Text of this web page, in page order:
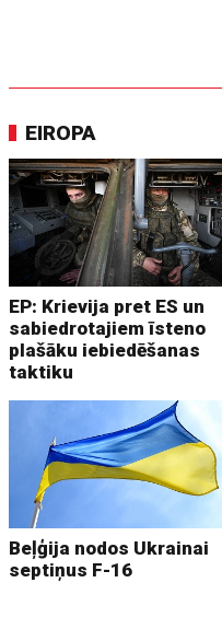
EIROPA
EP: Krievija pret ES un
sabiedrotajiem īsteno
plašāku iebiedēšanas
taktiku
Beļģija nodos Ukrainai
septiņus F-16